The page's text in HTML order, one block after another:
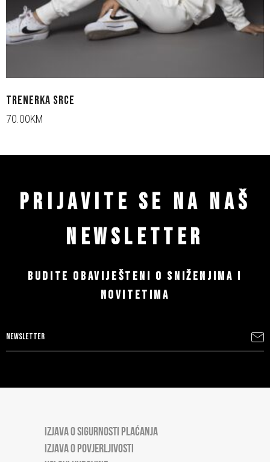
TRENERKA SRCE
70.00KM
PRIJAVITE SE NA NAŠ
NEWSLETTER
BUDITE OBAVIJEŠTENI O SNIŽENJIMA I
NOVITETIMA
IZJAVA O SIGURNOSTI PLAĆANJA
IZJAVA O POVJERLJIVOSTI